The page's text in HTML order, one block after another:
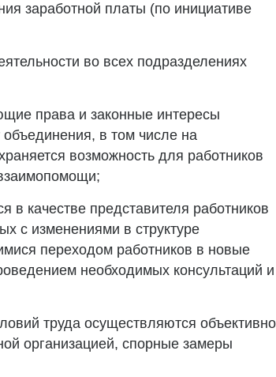
заработной платы (по инициативе
во всех подразделениях
права и законные интересы
в том числе на
возможность для работников
в качестве представителя работников
с изменениями в структуре
переходом работников в новые
необходимых консультаций и
труда осуществляются
организацией, спорные замеры